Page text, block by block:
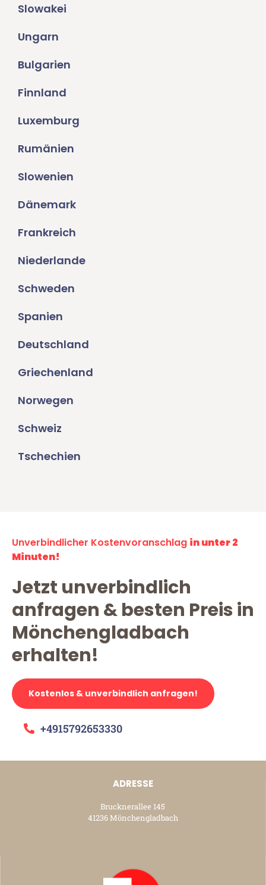
Slowakei
Ungarn
Bulgarien
Finnland
Luxemburg
Rumänien
Slowenien
Dänemark
Frankreich
Niederlande
Schweden
Spanien
Deutschland
Griechenland
Norwegen
Schweiz
Tschechien
Unverbindlicher Kostenvoranschlag in unter 2
Minuten!
Jetzt unverbindlich
anfragen & besten Preis in
Mönchengladbach
erhalten!
Kostenlos & unverbindlich anfragen!
+4915792653330
ADRESSE
Brucknerallee 145
41236 Mönchengladbach